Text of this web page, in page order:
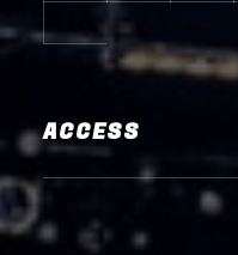
ACCESS